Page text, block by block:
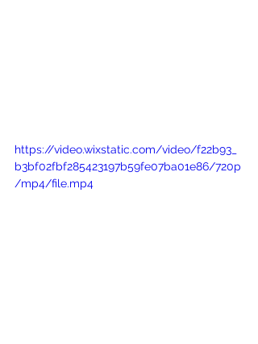
https://video.wixstatic.com/video/f22b93_
b3bf02fbf285423197b59fe07ba01e86/720p
/mp4/file.mp4